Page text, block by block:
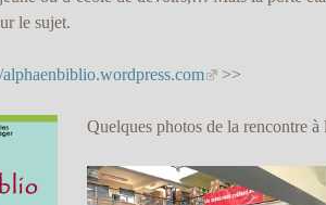
le sujet.
alphaenbiblio.wordpress.com >>
Quelques photos de la rencontre